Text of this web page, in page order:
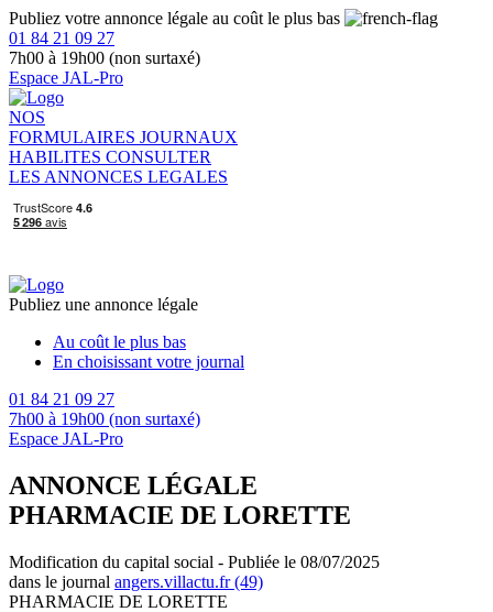
Publiez votre annonce légale au coût le plus bas
01 84 21 09 27
7h00 à 19h00 (non surtaxé)
Espace JAL-Pro
NOS
FORMULAIRES JOURNAUX
HABILITES CONSULTER
LES ANNONCES LEGALES
Publiez une annonce légale
Au coût le plus bas
En choisissant votre journal
01 84 21 09 27
7h00 à 19h00 (non surtaxé)
Espace JAL-Pro
ANNONCE LÉGALE
PHARMACIE DE LORETTE
Modification du capital social - Publiée le 08/07/2025
dans le journal angers.villactu.fr (49)
PHARMACIE DE LORETTE